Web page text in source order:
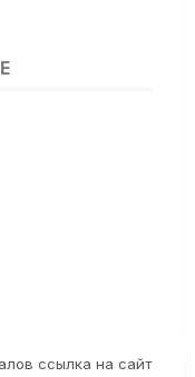
ссылка на сайт